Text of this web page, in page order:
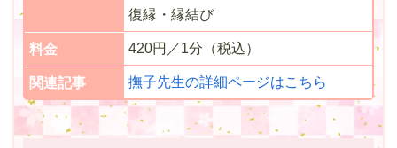
復縁・縁結び
料金 420円／1分（税込）
関連記事 撫子先生の詳細ページはこちら